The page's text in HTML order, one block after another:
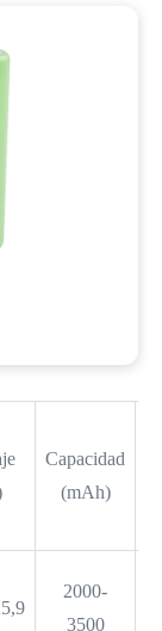
Capacidad
(mAh)
2000-
3500